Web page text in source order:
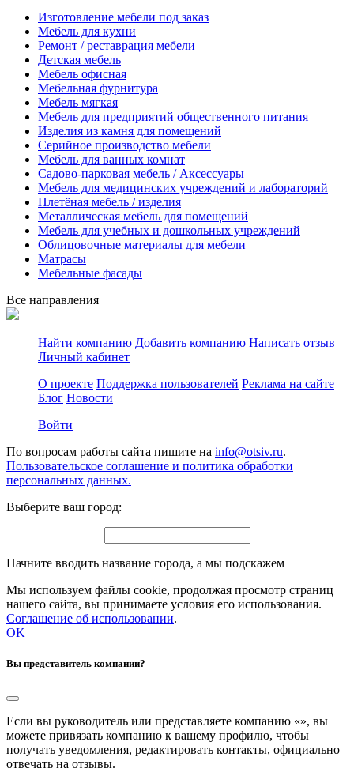
Изготовление мебели под заказ
Мебель для кухни
Ремонт / реставрация мебели
Детская мебель
Мебель офисная
Мебельная фурнитура
Мебель мягкая
Мебель для предприятий общественного питания
Изделия из камня для помещений
Серийное производство мебели
Мебель для ванных комнат
Садово-парковая мебель / Аксессуары
Мебель для медицинских учреждений и лабораторий
Плетёная мебель / изделия
Металлическая мебель для помещений
Мебель для учебных и дошкольных учреждений
Облицовочные материалы для мебели
Матрасы
Мебельные фасады
Все направления
Найти компанию Добавить компанию Написать отзыв
Личный кабинет
О проекте Поддержка пользователей Реклама на сайте
Блог Новости
Войти
По вопросам работы сайта пишите на info@otsiv.ru.
Пользовательское соглашение и политика обработки
персональных данных.
Выберите ваш город:
Начните вводить название города, а мы подскажем
Мы используем файлы cookie, продолжая просмотр страниц
нашего сайта, вы принимаете условия его использования.
Соглашение об использовании.
OK
Вы представитель компании?
Если вы руководитель или представляете компанию «», вы
можете привязать компанию к вашему профилю, чтобы
получать уведомления, редактировать контакты, официально
отвечать на отзывы.